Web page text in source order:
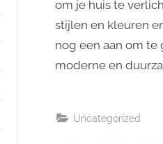
om je huis te
stijlen en kleuren
nog een aan om
moderne en
Uncategorized